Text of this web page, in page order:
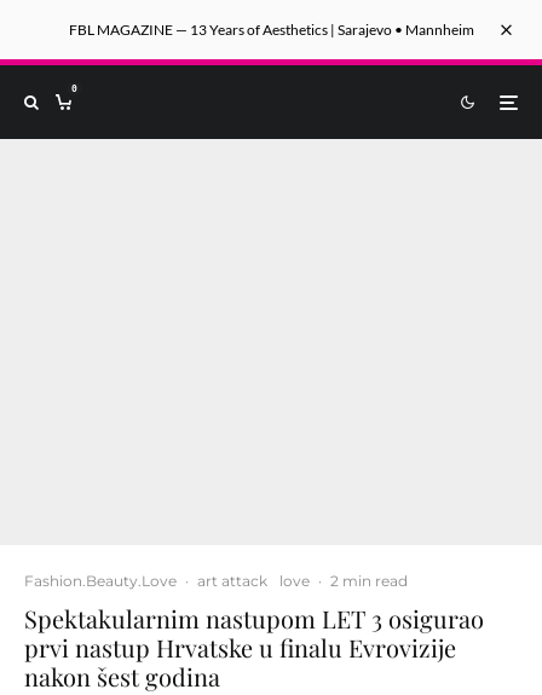
FBL MAGAZINE — 13 Years of Aesthetics | Sarajevo • Mannheim
0
Fashion.Beauty.Love · art attack love · 2 min read
Spektakularnim nastupom LET 3 osigurao
prvi nastup Hrvatske u finalu Evrovizije
nakon šest godina